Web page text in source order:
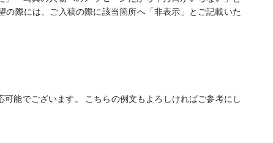
際には、ご入稿の際に該当箇所へ「非表示」とご記載いた
能でございます。 こちらの例文もよろしければご参考にし